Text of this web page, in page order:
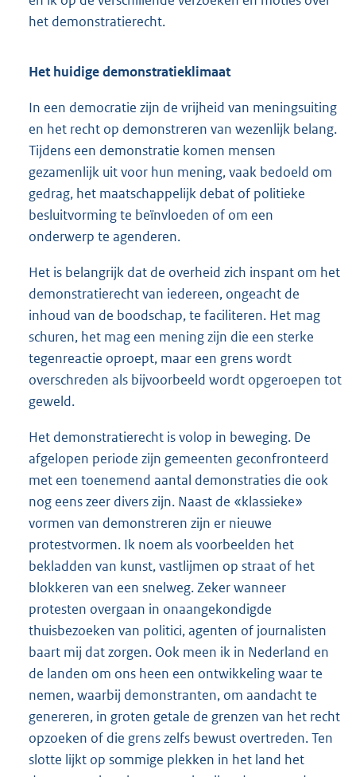
het demonstratierecht.
Het huidige demonstratieklimaat
In een democratie zijn de vrijheid van meningsuiting
en het recht op demonstreren van wezenlijk belang.
Tijdens een demonstratie komen mensen
gezamenlijk uit voor hun mening, vaak bedoeld om
gedrag, het maatschappelijk debat of politieke
besluitvorming te beïnvloeden of om een
onderwerp te agenderen.
Het is belangrijk dat de overheid zich inspant om het
demonstratierecht van iedereen, ongeacht de
inhoud van de boodschap, te faciliteren. Het mag
schuren, het mag een mening zijn die een sterke
tegenreactie oproept, maar een grens wordt
overschreden als bijvoorbeeld wordt opgeroepen tot
geweld.
Het demonstratierecht is volop in beweging. De
afgelopen periode zijn gemeenten geconfronteerd
met een toenemend aantal demonstraties die ook
nog eens zeer divers zijn. Naast de «klassieke»
vormen van demonstreren zijn er nieuwe
protestvormen. Ik noem als voorbeelden het
bekladden van kunst, vastlijmen op straat of het
blokkeren van een snelweg. Zeker wanneer
protesten overgaan in onaangekondigde
thuisbezoeken van politici, agenten of journalisten
baart mij dat zorgen. Ook meen ik in Nederland en
de landen om ons heen een ontwikkeling waar te
nemen, waarbij demonstranten, om aandacht te
genereren, in groten getale de grenzen van het recht
opzoeken of die grens zelfs bewust overtreden. Ten
slotte lijkt op sommige plekken in het land het